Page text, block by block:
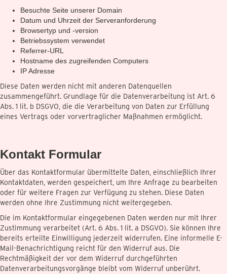
Besuchte Seite unserer Domain
Datum und Uhrzeit der Serveranforderung
Browsertyp und -version
Betriebssystem verwendet
Referrer-URL
Hostname des zugreifenden Computers
IP Adresse
Diese Daten werden nicht mit anderen Datenquellen
zusammengeführt. Grundlage für die Datenverarbeitung ist Art. 6
Abs. 1 lit. b DSGVO, die die Verarbeitung von Daten zur Erfüllung
eines Vertrags oder vorvertraglicher Maßnahmen ermöglicht.
Kontakt Formular
Über das Kontaktformular übermittelte Daten, einschließlich Ihrer
Kontaktdaten, werden gespeichert, um Ihre Anfrage zu bearbeiten
oder für weitere Fragen zur Verfügung zu stehen. Diese Daten
werden ohne Ihre Zustimmung nicht weitergegeben.
Die im Kontaktformular eingegebenen Daten werden nur mit Ihrer
Zustimmung verarbeitet (Art. 6 Abs. 1 lit. a DSGVO). Sie können Ihre
bereits erteilte Einwilligung jederzeit widerrufen. Eine informelle E-
Mail-Benachrichtigung reicht für den Widerruf aus. Die
Rechtmäßigkeit der vor dem Widerruf durchgeführten
Datenverarbeitungsvorgänge bleibt vom Widerruf unberührt.